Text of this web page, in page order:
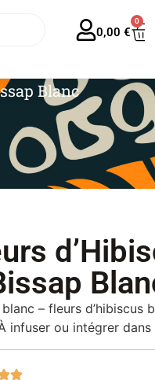
0,00 €
0
Blanc
blanc – fleurs d’hibiscus
infuser ou intégrer